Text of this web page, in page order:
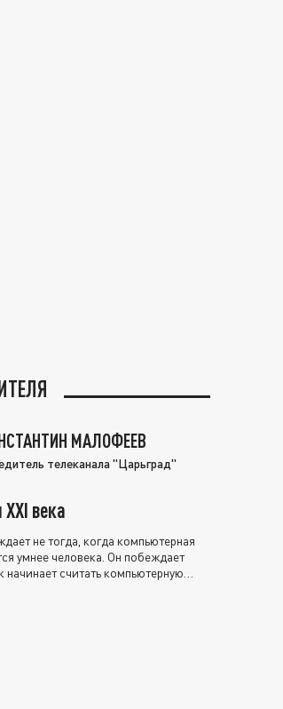
МАЛОФЕЕВ
телеканала "Царьград"
века
не тогда, когда компьютерная
умнее человека. Он побеждает
начинает считать компьютерную